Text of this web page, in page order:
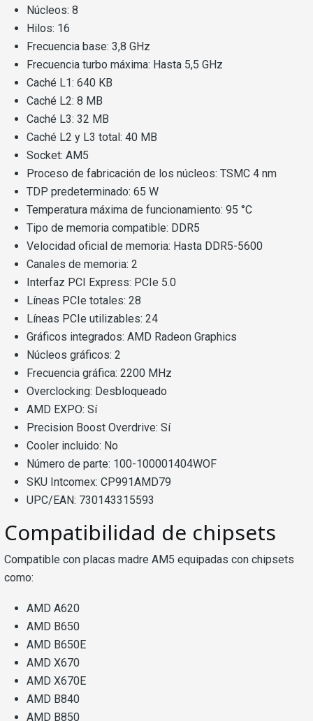
Núcleos: 8
Hilos: 16
Frecuencia base: 3,8 GHz
Frecuencia turbo máxima: Hasta 5,5 GHz
Caché L1: 640 KB
Caché L2: 8 MB
Caché L3: 32 MB
Caché L2 y L3 total: 40 MB
Socket: AM5
Proceso de fabricación de los núcleos: TSMC 4 nm
TDP predeterminado: 65 W
Temperatura máxima de funcionamiento: 95 °C
Tipo de memoria compatible: DDR5
Velocidad oficial de memoria: Hasta DDR5-5600
Canales de memoria: 2
Interfaz PCI Express: PCIe 5.0
Líneas PCIe totales: 28
Líneas PCIe utilizables: 24
Gráficos integrados: AMD Radeon Graphics
Núcleos gráficos: 2
Frecuencia gráfica: 2200 MHz
Overclocking: Desbloqueado
AMD EXPO: Sí
Precision Boost Overdrive: Sí
Cooler incluido: No
Número de parte: 100-100001404WOF
SKU Intcomex: CP991AMD79
UPC/EAN: 730143315593
Compatibilidad de chipsets
Compatible con placas madre AM5 equipadas con chipsets
como:
AMD A620
AMD B650
AMD B650E
AMD X670
AMD X670E
AMD B840
AMD B850